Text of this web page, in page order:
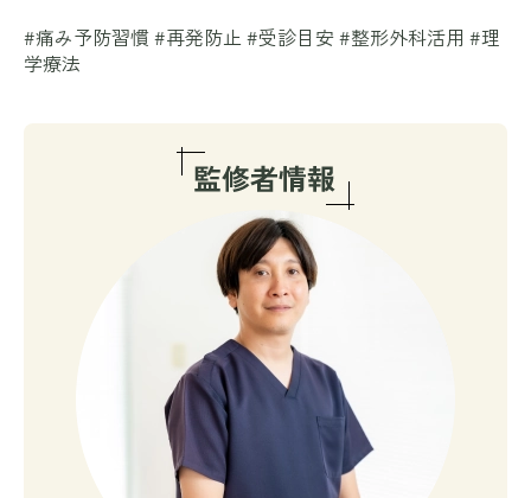
#痛み予防習慣 #再発防止 #受診目安 #整形外科活用 #理
学療法